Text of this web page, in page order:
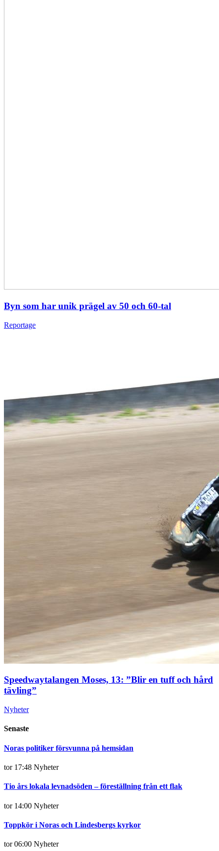
Byn som har unik prägel av 50 och 60-tal
Reportage
Speedwaytalangen Moses, 13: ”Blir en tuff och hård
tävling”
Nyheter
Senaste
Noras politiker försvunna på hemsidan
tor 17:48 Nyheter
Tio års lokala levnadsöden – föreställning från ett flak
tor 14:00 Nyheter
Toppkör i Noras och Lindesbergs kyrkor
tor 06:00 Nyheter